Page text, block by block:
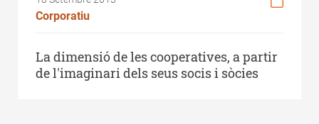
Corporatiu
La dimensió de les cooperatives, a partir
de l'imaginari dels seus socis i sòcies